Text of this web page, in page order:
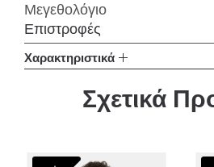
Μεγεθολόγιο
Επιστροφές
Χαρακτηριστικά
Σχετικά